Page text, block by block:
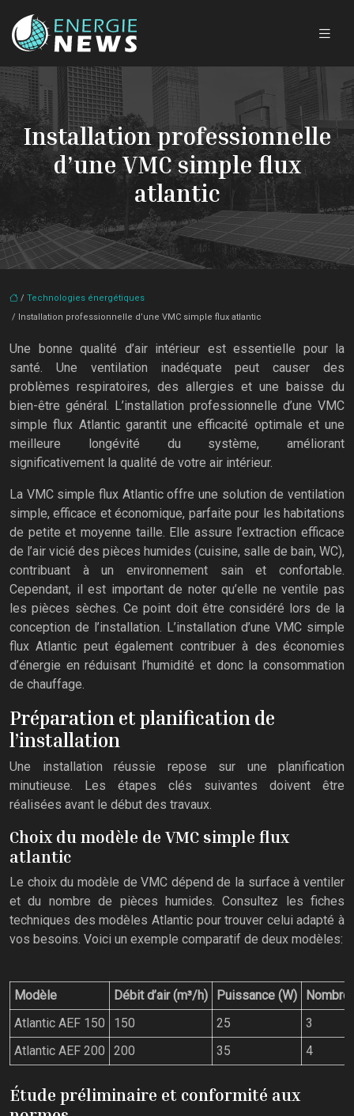
Installation professionnelle
d’une VMC simple flux
atlantic
/ Technologies énergétiques
/ Installation professionnelle d’une VMC simple flux atlantic
Une bonne qualité d’air intérieur est essentielle pour la
santé. Une ventilation inadéquate peut causer des
problèmes respiratoires, des allergies et une baisse du
bien-être général. L’installation professionnelle d’une VMC
simple flux Atlantic garantit une efficacité optimale et une
meilleure longévité du système, améliorant
significativement la qualité de votre air intérieur.
La VMC simple flux Atlantic offre une solution de ventilation
simple, efficace et économique, parfaite pour les habitations
de petite et moyenne taille. Elle assure l’extraction efficace
de l’air vicié des pièces humides (cuisine, salle de bain, WC),
contribuant à un environnement sain et confortable.
Cependant, il est important de noter qu’elle ne ventile pas
les pièces sèches. Ce point doit être considéré lors de la
conception de l’installation. L’installation d’une VMC simple
flux Atlantic peut également contribuer à des économies
d’énergie en réduisant l’humidité et donc la consommation
de chauffage.
Préparation et planification de
l’installation
Une installation réussie repose sur une planification
minutieuse. Les étapes clés suivantes doivent être
réalisées avant le début des travaux.
Choix du modèle de VMC simple flux
atlantic
Le choix du modèle de VMC dépend de la surface à ventiler
et du nombre de pièces humides. Consultez les fiches
techniques des modèles Atlantic pour trouver celui adapté à
vos besoins. Voici un exemple comparatif de deux modèles:
Modèle Débit d’air (m³/h) Puissance (W)
Atlantic AEF 150
150 25
3
Atlantic AEF 200
200 35 4
Étude préliminaire et conformité aux